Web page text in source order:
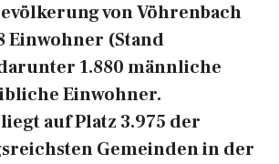
von Vöhrenbach
Einwohner (Stand
1.880 männliche
Einwohner.
auf Platz 3.975 der
Gemeinden in der